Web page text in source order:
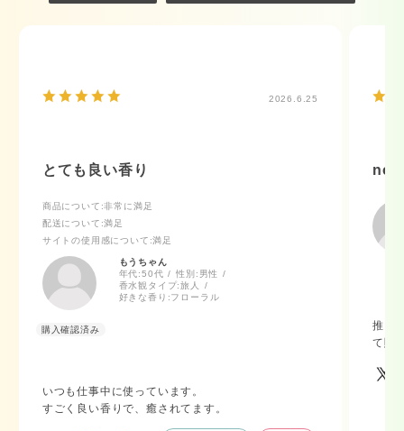
2026.6.25
とても良い香り
商品について :非常に満足
配送について :満足
サイトの使用感について :満足
もうちゃん
年代:50代 性別: 男性
香水観タイプ:旅人
好きな香り:フローラル
いつも仕事中に使っています。
すごく良い香りで、癒されてます。
no
推し
て購